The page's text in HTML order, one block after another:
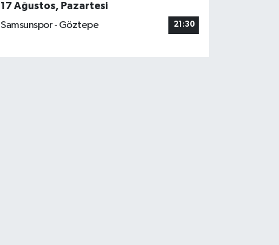
17 Ağustos, Pazartesi
Samsunspor - Göztepe
21:30